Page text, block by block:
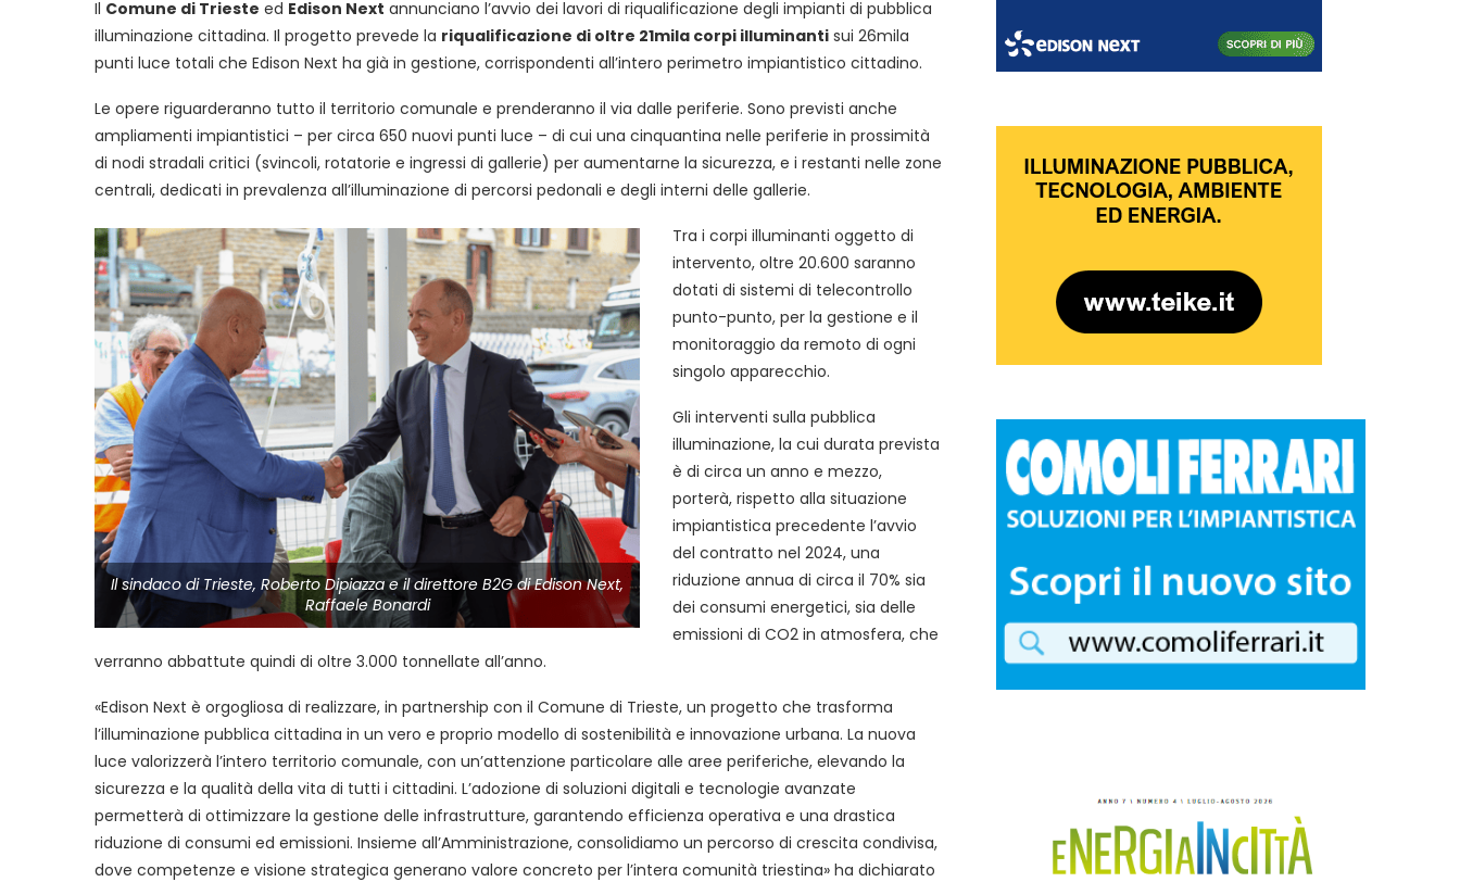
Il Comune di Trieste ed Edison Next annunciano l’avvio dei lavori di riqualificazione degli impianti di pubblica
illuminazione cittadina. Il progetto prevede la riqualificazione di oltre 21mila corpi illuminanti sui 26mila
punti luce totali che Edison Next ha già in gestione, corrispondenti all’intero perimetro impiantistico cittadino.
Le opere riguarderanno tutto il territorio comunale e prenderanno il via dalle periferie. Sono previsti anche
ampliamenti impiantistici – per circa 650 nuovi punti luce – di cui una cinquantina nelle periferie in prossimità
di nodi stradali critici (svincoli, rotatorie e ingressi di gallerie) per aumentarne la sicurezza, e i restanti nelle zone
centrali, dedicati in prevalenza all’illuminazione di percorsi pedonali e degli interni delle gallerie.
Il sindaco di Trieste, Roberto Dipiazza e il direttore B2G di Edison Next,
Raffaele Bonardi
Tra i corpi illuminanti oggetto di
intervento, oltre 20.600 saranno
dotati di sistemi di telecontrollo
punto-punto, per la gestione e il
monitoraggio da remoto di ogni
singolo apparecchio.
Gli interventi sulla pubblica
illuminazione, la cui durata prevista
è di circa un anno e mezzo,
porterà, rispetto alla situazione
impiantistica precedente l’avvio
del contratto nel 2024, una
riduzione annua di circa il 70% sia
dei consumi energetici, sia delle
emissioni di CO2 in atmosfera, che
verranno abbattute quindi di oltre 3.000 tonnellate all’anno.
«Edison Next è orgogliosa di realizzare, in partnership con il Comune di Trieste, un progetto che trasforma
l’illuminazione pubblica cittadina in un vero e proprio modello di sostenibilità e innovazione urbana. La nuova
luce valorizzerà l’intero territorio comunale, con un’attenzione particolare alle aree periferiche, elevando la
sicurezza e la qualità della vita di tutti i cittadini. L’adozione di soluzioni digitali e tecnologie avanzate
permetterà di ottimizzare la gestione delle infrastrutture, garantendo efficienza operativa e una drastica
riduzione di consumi ed emissioni. Insieme all’Amministrazione, consolidiamo un percorso di crescita condivisa,
dove competenze e visione strategica generano valore concreto per l’intera comunità triestina» ha dichiarato